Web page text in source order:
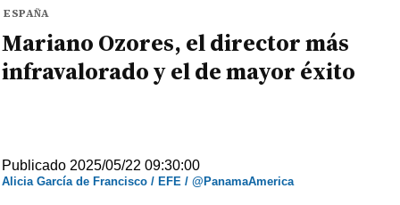
ESPAÑA
Mariano Ozores, el director más
infravalorado y el de mayor éxito
Publicado 2025/05/22 09:30:00
Alicia García de Francisco / EFE / @PanamaAmerica